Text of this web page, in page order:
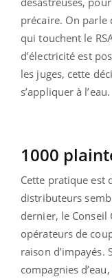
précaire. On parle
qui touchent le
d’électricité est
les juges, cette
s’appliquer à l’eau.
1000
Cette pratique est
distributeurs
dernier, le
opérateurs de
raison d’impayés.
compagnies